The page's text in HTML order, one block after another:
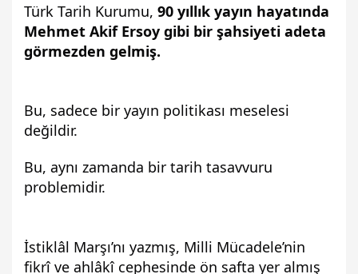
Türk Tarih Kurumu, 90 yıllık yayın hayatında
Mehmet Akif Ersoy gibi bir şahsiyeti adeta
görmezden gelmiş.
Bu, sadece bir yayın politikası meselesi
değildir.
Bu, aynı zamanda bir tarih tasavvuru
problemidir.
İstiklâl Marşı’nı yazmış, Milli Mücadele’nin
fikrî ve ahlâkî cephesinde ön safta yer almış